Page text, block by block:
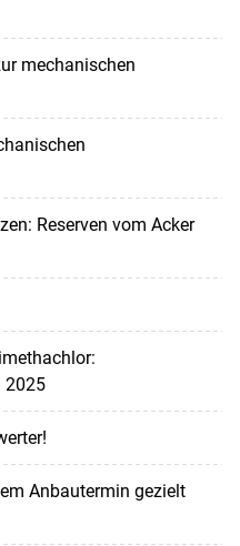
mechanischen
Reserven vom Acker
2025
Anbautermin gezielt